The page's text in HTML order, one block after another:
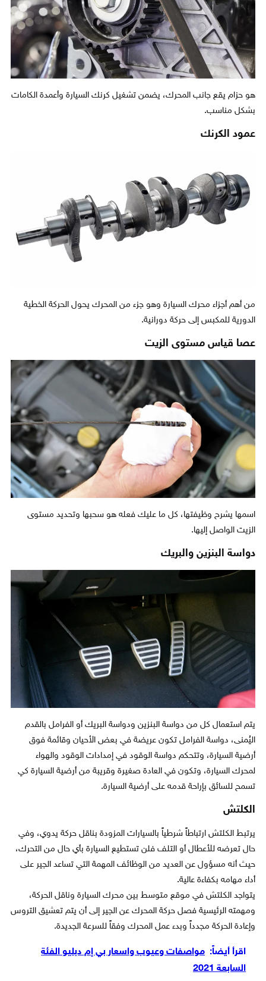
هو حزام يقع جانب المحرك، يضمن تشغيل كرنك السيارة وأعمدة الكامات
بشكل مناسب.
عمود الكرنك
من أهم أجزاء محرك السيارة وهو جزء من المحرك يحول الحركة الخطية
الدورية للمكبس إلى حركة دورانية.
عصا قياس مستوى الزيت
اسمها يشرح وظيفتها، كل ما عليك فعله هو سحبها وتحديد مستوى
الزيت الواصل إليها.
دواسة البنزين والبريك
يتم استعمال كل من دواسة البنزين ودواسة البريك أو الفرامل بالقدم
اليُمنى، دواسة الفرامل تكون عريضة في بعض الأحيان وقائمة فوق
أرضية السيارة، وتتحكم دواسة الوقود في إمدادات الوقود والهواء
لمحرك السيارة، وتكون في العادة صغيرة وقريبة من أرضية السيارة كي
تسمح للسائق بإراحة قدمه على أرضية السيارة.
الكلتش
يرتبط الكلتش ارتباطاً شرطياً بالسيارات المزودة بناقل حركة يدوي، وفي
حال تعرضه للأعطال أو التلف فلن تستطيع السيارة بأي حال من التحرك،
حيث أنه مسؤول عن العديد من الوظائف المهمة التي تساعد الجير على
أداء مهامه بكفاءة عالية.
يتواجد الكلتش في موقع متوسط بين محرك السيارة وناقل الحركة،
ومهمته الرئيسية فصل حركة المحرك عن الجير إلى أن يتم تعشيق التروس
وإعادة الحركة مجدداً وبدء عمل المحرك وفقاً للسرعة الجديدة.
اقرأ أيضاً: مواصفات وعيوب واسعار بي إم دبليو الفئة
السابعة 2021